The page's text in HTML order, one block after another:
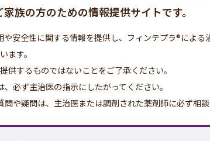
経系のバランスが崩
れています。
を促進し、興奮性神
します。
家族の方のための情報提供サイトです。
や安全性に関する情報を提供し、フィンテプラ®による
ます。
供するものではないことをご了承ください。
必ず主治医の指示にしたがってください。
や疑問は、主治医または調剤された薬剤師に必ず相談